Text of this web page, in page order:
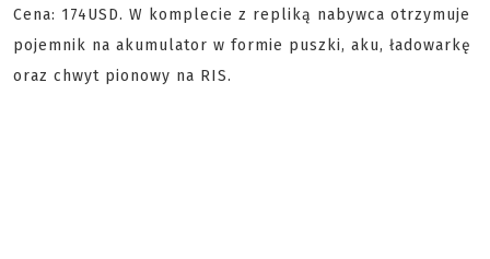
Cena: 174USD. W komplecie z repliką nabywca otrzymuje
pojemnik na akumulator w formie puszki, aku, ładowarkę
oraz chwyt pionowy na RIS.